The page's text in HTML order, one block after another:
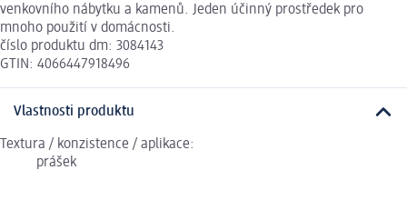
venkovního nábytku a kamenů. Jeden účinný prostředek pro
mnoho použití v domácnosti.
číslo produktu dm: 3084143
GTIN: 4066447918496
Vlastnosti produktu
Textura / konzistence / aplikace:
prášek